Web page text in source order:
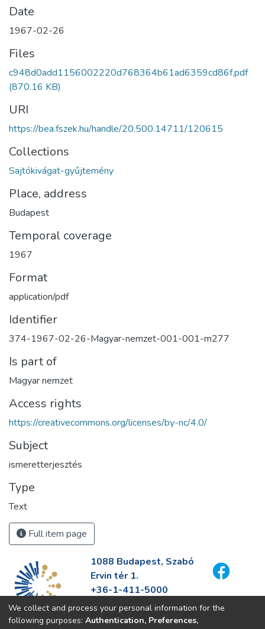
Date
1967-02-26
Files
c948d0add1156002220d768364b61ad6359cd86f.pdf
(870.16 KB)
URI
https://bea.fszek.hu/handle/20.500.14711/120615
Collections
Sajtókivágat-gyűjtemény
Place, address
Budapest
Temporal coverage
1967
Format
application/pdf
Identifier
374-1967-02-26-Magyar-nemzet-001-001-m277
Is part of
Magyar nemzet
Access rights
https://creativecommons.org/licenses/by-nc/4.0/
Subject
ismeretterjesztés
Type
Text
Full item page
1088 Budapest, Szabó
Ervin tér 1.
+36-1-411-5000
info@fszek.hu
https://fszek.hu
We collect and process your personal information for the
following purposes: Authentication, Preferences,